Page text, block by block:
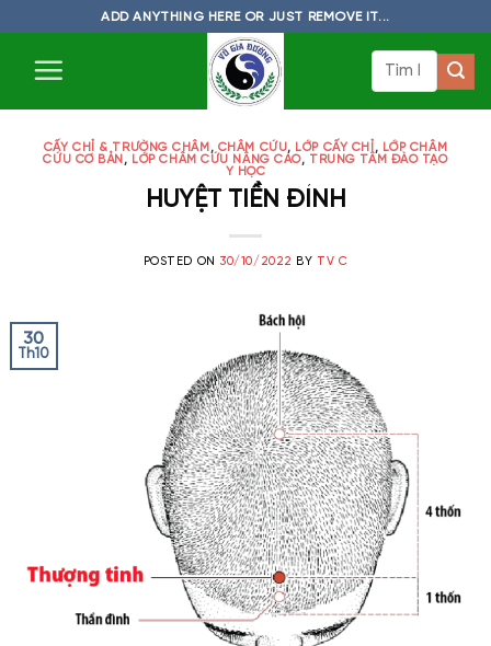
content
ADD ANYTHING HERE OR JUST REMOVE IT...
CẤY CHỈ & TRƯỜNG CHÂM , CHÂM CỨU, LỚP CẤY CHỈ , LỚP CHÂM
CỨU CƠ BẢN , LỚP CHÂM CỨU NÂNG CAO, TRUNG TÂM ĐÀO TẠO
Y HỌC
HUYỆT TIỀN ĐÍNH
POSTED ON 30/10/2022 BY TV C
30
Th10